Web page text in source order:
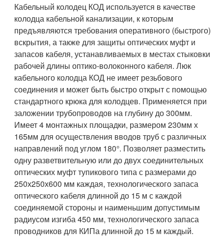
Кабельный колодец КОД используется в качестве
колодца кабельной канализации, к которым
предъявляются требования оперативного (быстрого)
вскрытия, а также для защиты оптических муфт и
запасов кабеля, устанавливаемых в местах стыковки
рабочей длины оптико-волоконного кабеля. Люк
кабельного колодца КОД не имеет резьбового
соединения и может быть быстро открыт с помощью
стандартного крюка для колодцев. Применяется при
заложении трубопроводов на глубину до 300мм.
Имеет 4 монтажных площадки, размером 230мм х
165мм для осуществления вводов труб с различных
направлений под углом 180°. Позволяет разместить
одну разветвительную или до двух соединительных
оптических муфт тупикового типа с размерами до
250х250х600 мм каждая, технологического запаса
оптического кабеля длинной до 15 м с каждой
соединяемой стороны и наименьшим допустимым
радиусом изгиба 450 мм, технологического запаса
проводников для КИПа длинной до 15 м каждый.